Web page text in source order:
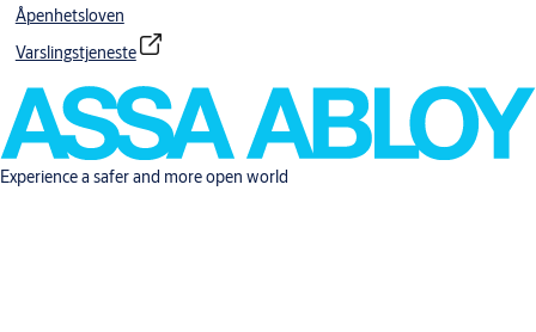
Åpenhetsloven
Varslingstjeneste
Experience a safer and more open world